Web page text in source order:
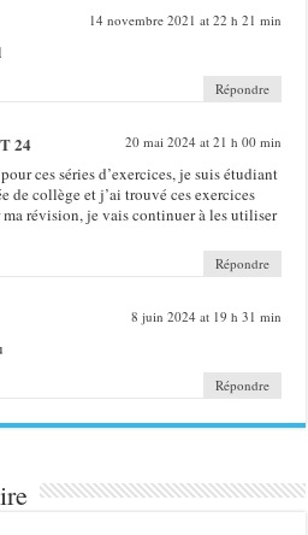
14 novembre 2021 at 22 h 21 min
Répondre
24 20 mai 2024 at 21 h 00 min
ces séries d’exercices, je suis étudiant
de collège et j’ai trouvé ces exercices
révision, je vais continuer à les utiliser
Répondre
8 juin 2024 at 19 h 31 min
Répondre